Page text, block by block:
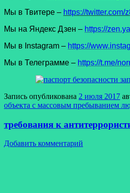
Мы в Твитере – https://twitter.com/
Мы на Яндекс Дзен – https://
Мы в Instagram – https://
Мы в Телеграмме – https://t.me/
Запись опубликована 2 июля 2017
объекта с массовым пребыванием
требования к
Добавить комментарий